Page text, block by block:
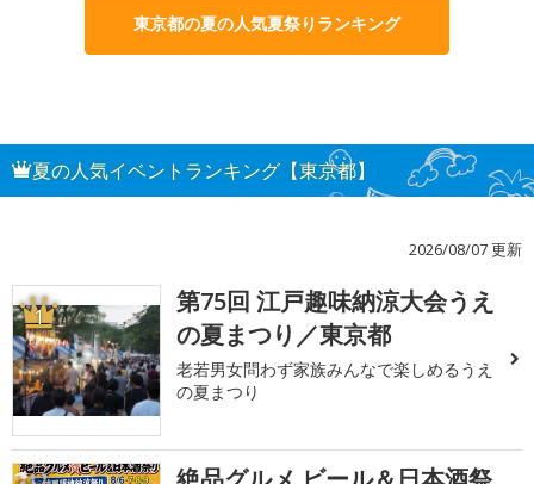
東京都の夏の人気夏祭りランキング
夏の人気イベントランキング【東京都】
2026/08/07 更新
1
第75回 江戸趣味納涼大会うえ
の夏まつり／東京都
老若男女問わず家族みんなで楽しめるうえ
の夏まつり